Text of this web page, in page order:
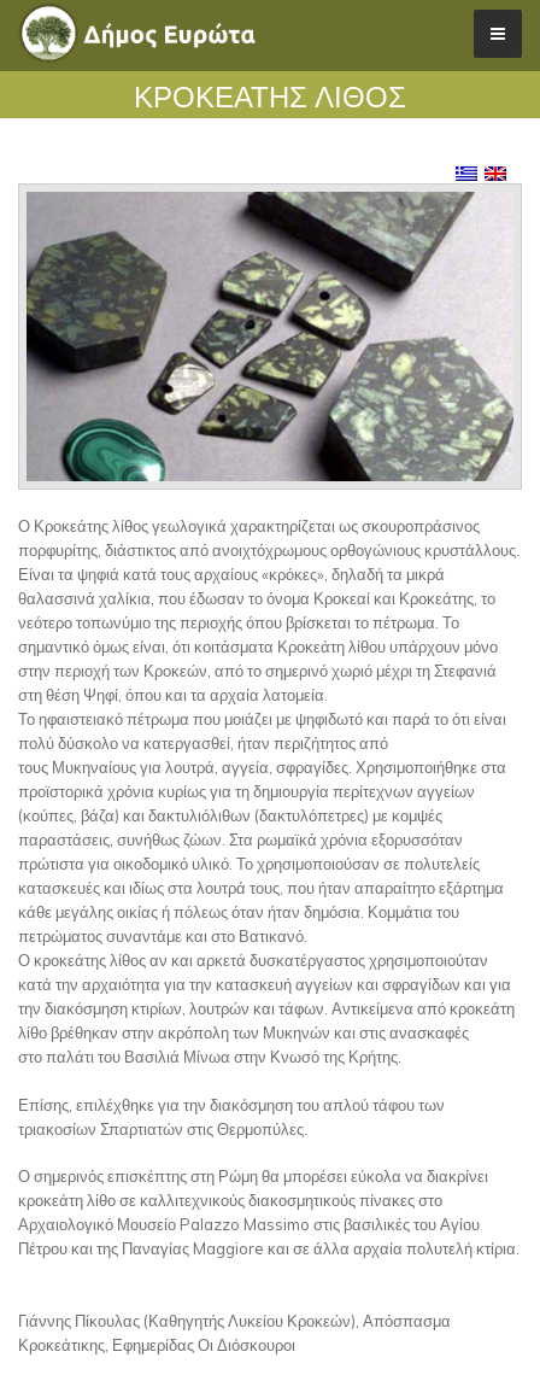
ΚΡΟΚΕΑΤΗΣ ΛΙΘΟΣ
Ο Κροκεάτης λίθος γεωλογικά χαρακτηρίζεται ως σκουροπράσινος
πορφυρίτης, διάστικτος από ανοιχτόχρωμους ορθογώνιους κρυστάλλους.
Είναι τα ψηφιά κατά τους αρχαίους «κρόκες», δηλαδή τα μικρά
θαλασσινά χαλίκια, που έδωσαν το όνομα Κροκεαί και Κροκεάτης, το
νεότερο τοπωνύμιο της περιοχής όπου βρίσκεται το πέτρωμα. Το
σημαντικό όμως είναι, ότι κοιτάσματα Κροκεάτη λίθου υπάρχουν μόνο
στην περιοχή των Κροκεών, από το σημερινό χωριό μέχρι τη Στεφανιά
στη θέση Ψηφί, όπου και τα αρχαία λατομεία.
Το ηφαιστειακό πέτρωμα που μοιάζει με ψηφιδωτό και παρά το ότι είναι
πολύ δύσκολο να κατεργασθεί, ήταν περιζήτητος από
τους Μυκηναίους για λουτρά, αγγεία, σφραγίδες. Χρησιμοποιήθηκε στα
προϊστορικά χρόνια κυρίως για τη δημιουργία περίτεχνων αγγείων
(κούπες, βάζα) και δακτυλιόλιθων (δακτυλόπετρες) με κομψές
παραστάσεις, συνήθως ζώων. Στα ρωμαϊκά χρόνια εξορυσσόταν
πρώτιστα για οικοδομικό υλικό. Το χρησιμοποιούσαν σε πολυτελείς
κατασκευές και ιδίως στα λουτρά τους, που ήταν απαραίτητο εξάρτημα
κάθε μεγάλης οικίας ή πόλεως όταν ήταν δημόσια. Κομμάτια του
πετρώματος συναντάμε και στο Βατικανό.
Ο κροκεάτης λίθος αν και αρκετά δυσκατέργαστος χρησιμοποιούταν
κατά την αρχαιότητα για την κατασκευή αγγείων και σφραγίδων και για
την διακόσμηση κτιρίων, λουτρών και τάφων. Αντικείμενα από κροκεάτη
λίθο βρέθηκαν στην ακρόπολη των Μυκηνών και στις ανασκαφές
στο παλάτι του Βασιλιά Μίνωα στην Κνωσό της Κρήτης.
Επίσης, επιλέχθηκε για την διακόσμηση του απλού τάφου των
τριακοσίων Σπαρτιατών στις Θερμοπύλες.
Ο σημερινός επισκέπτης στη Ρώμη θα μπορέσει εύκολα να διακρίνει
κροκεάτη λίθο σε καλλιτεχνικούς διακοσμητικούς πίνακες στο
Αρχαιολογικό Μουσείο Palazzo Massimo στις βασιλικές του Αγίου
Πέτρου και της Παναγίας Maggiore και σε άλλα αρχαία πολυτελή κτίρια.
Γιάννης Πίκουλας (Καθηγητής Λυκείου Κροκεών), Απόσπασμα
Κροκεάτικης, Εφημερίδας Οι Διόσκουροι